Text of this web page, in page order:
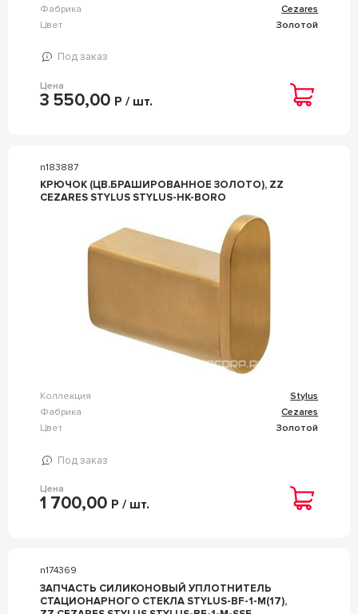
Фабрика
Cezares
Цвет
Золотой
Под заказ
Цена
3 550,00 Р / шт.
n183887
КРЮЧОК (ЦВ.БРАШИРОВАННОЕ ЗОЛОТО), ZZ
CEZARES STYLUS STYLUS-HK-BORO
Коллекция
Stylus
Фабрика
Cezares
Цвет
Золотой
Под заказ
Цена
1 700,00 Р / шт.
n174369
ЗАПЧАСТЬ СИЛИКОНОВЫЙ УПЛОТНИТЕЛЬ
СТАЦИОНАРНОГО СТЕКЛА STYLUS-BF-1-M(17),